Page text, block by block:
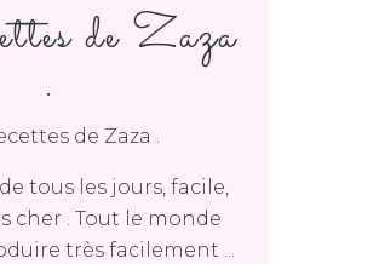
de Zaza
.
tous les jours, facile,
cher . Tout le monde
très facilement ...